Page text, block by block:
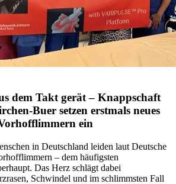
dem Takt gerät – Knappschaft
Buer setzen erstmals neues
ein
in Deutschland leiden laut Deutsche
– dem häufigsten
Das Herz schlägt dabei
Schwindel und im schlimmsten Fall